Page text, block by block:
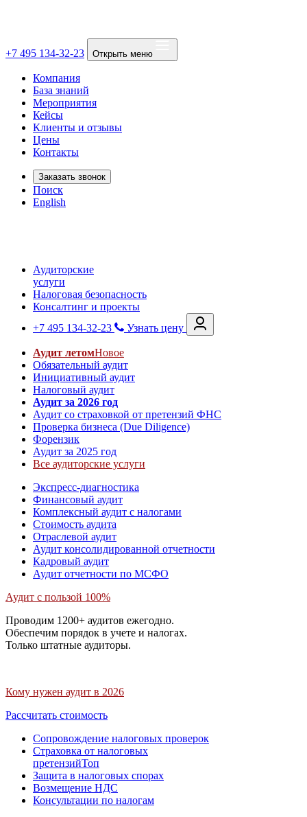
+7 495 134-32-23 Открыть меню
Компания
База знаний
Мероприятия
Кейсы
Клиенты и отзывы
Цены
Контакты
Заказать звонок
Поиск
English
Аудиторские
услуги
Налоговая безопасность
Консалтинг и проекты
+7 495 134-32-23
Узнать цену
Аудит летомНовое
Обязательный аудит
Инициативный аудит
Налоговый аудит
Аудит за 2026 год
Аудит со страховкой от претензий ФНС
Проверка бизнеса (Due Diligence)
Форензик
Аудит за 2025 год
Все аудиторские услуги
Экспресс-диагностика
Финансовый аудит
Комплексный аудит с налогами
Стоимость аудита
Отраслевой аудит
Аудит консолидированной отчетности
Кадровый аудит
Аудит отчетности по МСФО
Аудит с пользой 100%
Проводим 1200+ аудитов ежегодно.
Обеспечим порядок в учете и налогах.
Только штатные аудиторы.
Кому нужен аудит в 2026
Рассчитать стоимость
Сопровождение налоговых проверок
Страховка от налоговых
претензийТоп
Защита в налоговых спорах
Возмещение НДС
Консультации по налогам